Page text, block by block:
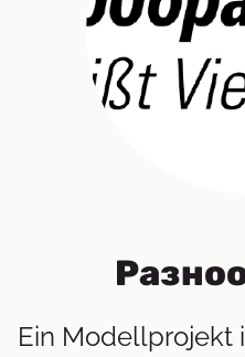
Ein Modellprojekt